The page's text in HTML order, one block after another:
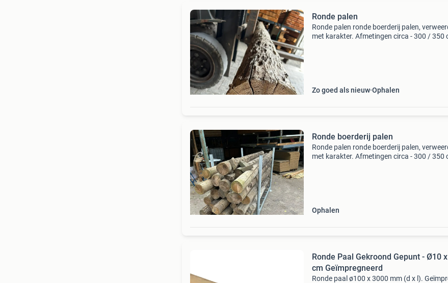
Ronde palen
Ronde palen ronde boerderij palen,
met karakter. Afmetingen circa - 300 / 350
Zo goed als nieuw Ophalen
Ronde boerderij palen
Ronde palen ronde boerderij palen,
met karakter. Afmetingen circa - 300 / 350
Ophalen
Ronde Paal Gekroond Gepunt - Ø10
cm Geïmpregneerd
Ronde paal ø100 x 3000 mm (d x l).